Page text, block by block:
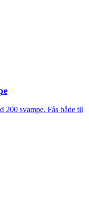
200 svampe. Fås både til